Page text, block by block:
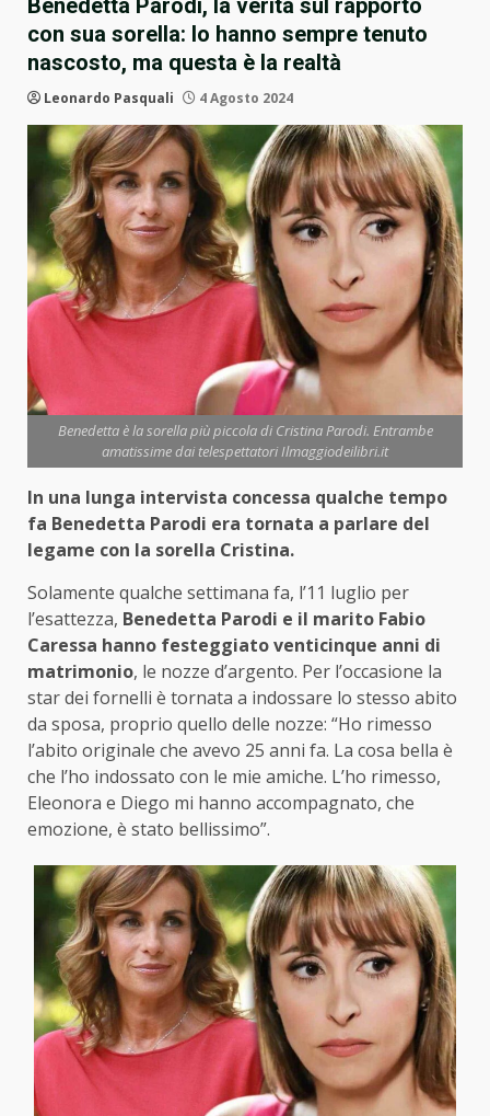
Benedetta Parodi, la verità sul rapporto
con sua sorella: lo hanno sempre tenuto
nascosto, ma questa è la realtà
Leonardo Pasquali 4 Agosto 2024
Benedetta è la sorella più piccola di Cristina Parodi. Entrambe
amatissime dai telespettatori Ilmaggiodeilibri.it
In una lunga intervista concessa qualche tempo
fa Benedetta Parodi era tornata a parlare del
legame con la sorella Cristina.
Solamente qualche settimana fa, l’11 luglio per
l’esattezza, Benedetta Parodi e il marito Fabio
Caressa hanno festeggiato venticinque anni di
matrimonio, le nozze d’argento. Per l’occasione la
star dei fornelli è tornata a indossare lo stesso abito
da sposa, proprio quello delle nozze: “Ho rimesso
l’abito originale che avevo 25 anni fa. La cosa bella è
che l’ho indossato con le mie amiche. L’ho rimesso,
Eleonora e Diego mi hanno accompagnato, che
emozione, è stato bellissimo”.